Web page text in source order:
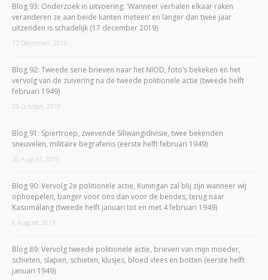
Blog 93: Onderzoek in uitvoering: ‘Wanneer verhalen elkaar raken
veranderen ze aan beide kanten meteen’ en langer dan twee jaar
uitzenden is schadelijk (17 december 2019)
17 December, 2019
Blog 92: Tweede serie brieven naar het NIOD, foto’s bekeken en het
vervolg van de zuivering na de tweede politionele actie (tweede helft
februari 1949)
29 October, 2019
Blog 91: Spiertroep, zwevende Siliwangidivisie, twee bekenden
sneuvelen, militaire begrafenis (eerste helft februari 1949)
20 August, 2019
Blog 90: Vervolg 2e politionele actie, Kuningan zal blij zijn wanneer wij
ophoepelen, banger voor ons dan voor de bendes, terug naar
Kasomálang (tweede helft januari tot en met 4 februari 1949)
6 August, 2019
Blog 89: Vervolg tweede politionele actie, brieven van mijn moeder,
schieten, slapen, schieten, klusjes, bloed vlees en botten (eerste helft
januari 1949)